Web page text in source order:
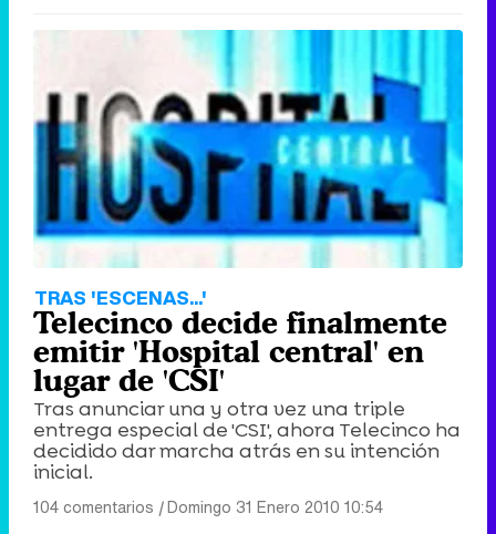
TRAS 'ESCENAS...'
Telecinco decide finalmente
emitir 'Hospital central' en
lugar de 'CSI'
Tras anunciar una y otra vez una triple
entrega especial de 'CSI', ahora Telecinco ha
decidido dar marcha atrás en su intención
inicial.
104 comentarios |Domingo 31 Enero 2010 10:54